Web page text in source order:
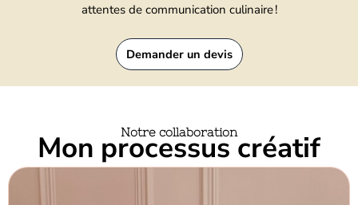
attentes de communication culinaire !
Demander un devis
Notre collaboration
Mon processus créatif